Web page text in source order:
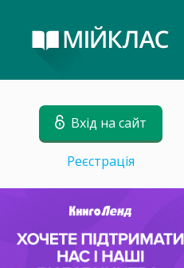
Вхід на сайт
Реєстрація